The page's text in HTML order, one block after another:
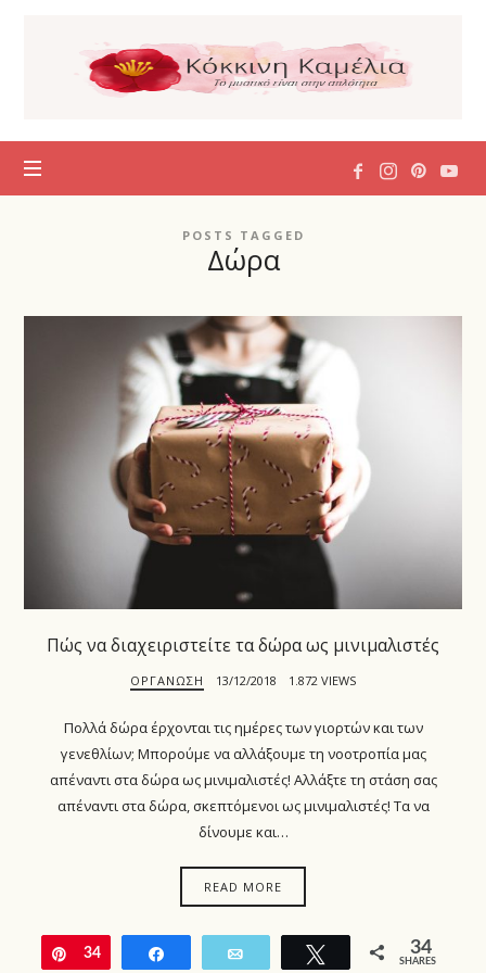
Κόκκινη
Καμέλια
POSTS TAGGED
Δώρα
Πώς να διαχειριστείτε τα δώρα ως μινιμαλιστές
ΟΡΓΆΝΩΣΗ 13/12/2018 1.872 VIEWS
Πολλά δώρα έρχονται τις ημέρες των γιορτών και των
γενεθλίων; Μπορούμε να αλλάξουμε τη νοοτροπία μας
απέναντι στα δώρα ως μινιμαλιστές! Αλλάξτε τη στάση σας
απέναντι στα δώρα, σκεπτόμενοι ως μινιμαλιστές! Τα να
δίνουμε και…
READ MORE
Pin
34 Tweet 34
SHARES